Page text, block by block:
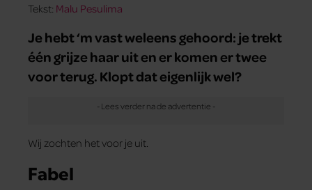
Tekst: Malu Pesulima
Je hebt ‘m vast weleens gehoord: je trekt
één grijze haar uit en er komen er twee
voor terug. Klopt dat eigenlijk wel?
Wij zochten het voor je uit.
Fabel